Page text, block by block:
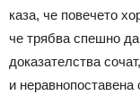
каза, че повечето
че трябва спешно
доказателства
и неравнопоставена